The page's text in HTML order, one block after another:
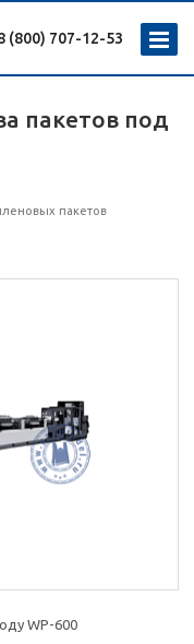
(800) 707-12-53
пакетов под
пакетов
WP-600